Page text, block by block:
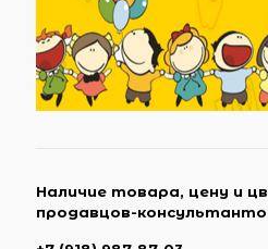
Наличие товара, цену и
продавцов-